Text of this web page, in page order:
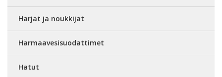
Harjat ja noukkijat
Harmaavesisuodattimet
Hatut